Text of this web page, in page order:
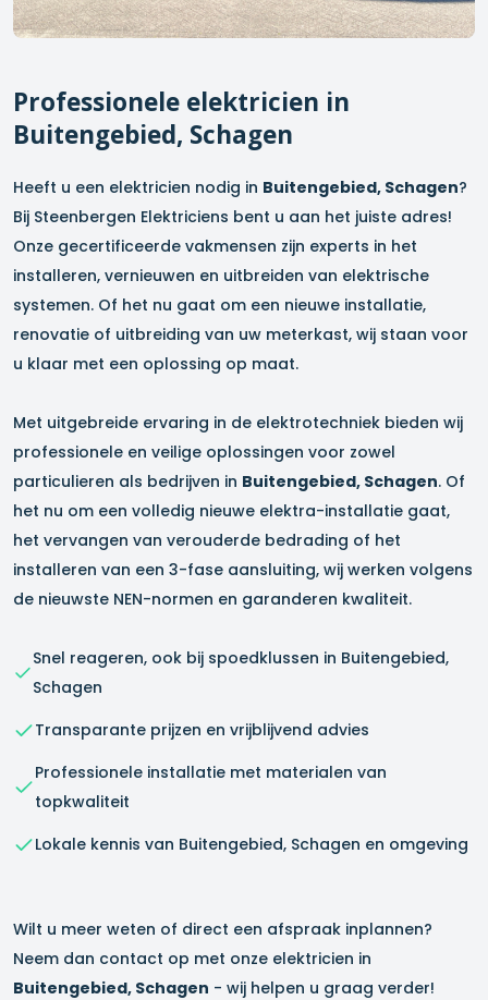
Professionele elektricien in
Buitengebied, Schagen
Heeft u een elektricien nodig in Buitengebied, Schagen?
Bij Steenbergen Elektriciens bent u aan het juiste adres!
Onze gecertificeerde vakmensen zijn experts in het
installeren, vernieuwen en uitbreiden van elektrische
systemen. Of het nu gaat om een nieuwe installatie,
renovatie of uitbreiding van uw meterkast, wij staan voor
u klaar met een oplossing op maat.
Met uitgebreide ervaring in de elektrotechniek bieden wij
professionele en veilige oplossingen voor zowel
particulieren als bedrijven in Buitengebied, Schagen. Of
het nu om een volledig nieuwe elektra-installatie gaat,
het vervangen van verouderde bedrading of het
installeren van een 3-fase aansluiting, wij werken volgens
de nieuwste NEN-normen en garanderen kwaliteit.
Snel reageren, ook bij spoedklussen in Buitengebied,
Schagen
Transparante prijzen en vrijblijvend advies
Professionele installatie met materialen van
topkwaliteit
Lokale kennis van Buitengebied, Schagen en omgeving
Wilt u meer weten of direct een afspraak inplannen?
Neem dan contact op met onze elektricien in
Buitengebied, Schagen - wij helpen u graag verder!